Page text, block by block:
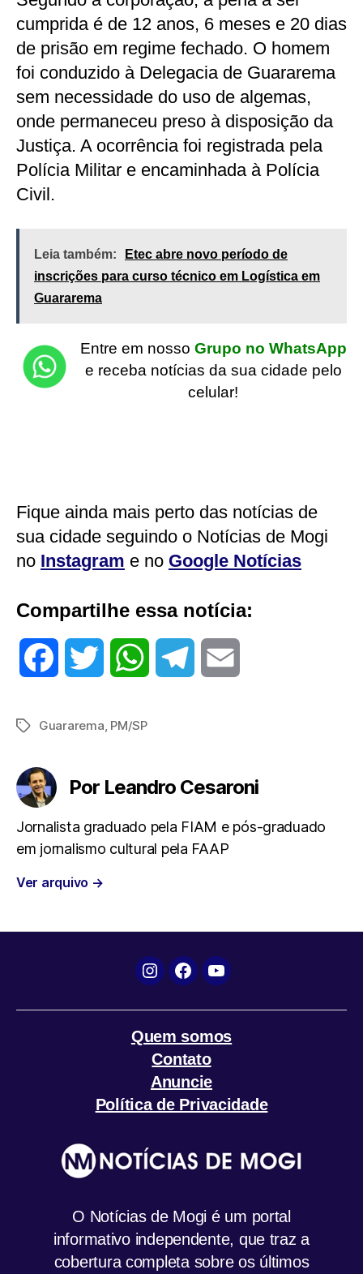
cumprida é de 12 anos, 6 meses e 20 dias
de prisão em regime fechado. O homem
foi conduzido à Delegacia de Guararema
sem necessidade do uso de algemas,
onde permaneceu preso à disposição da
Justiça. A ocorrência foi registrada pela
Polícia Militar e encaminhada à Polícia
Civil.
Leia também:
Etec abre novo período de
inscrições para curso técnico em Logística em
Guararema
Entre em nosso Grupo no WhatsApp
e receba notícias da sua cidade pelo
celular!
Fique ainda mais perto das notícias de
sua cidade seguindo o Notícias de Mogi
no Instagram e no Google Notícias
Compartilhe essa notícia:
o
o
k
i
e A
p
r
m
TagsGuararema, PM/SP
Por Leandro Cesaroni
Jornalista graduado pela FIAM e pós-graduado
em jornalismo cultural pela FAAP
Ver arquivo →
Instagram
FacebookYouTube
Quem somos
Contato
Anuncie
Política de Privacidade
O Notícias de Mogi é um portal
informativo independente, que traz a
cobertura completa sobre os últimos